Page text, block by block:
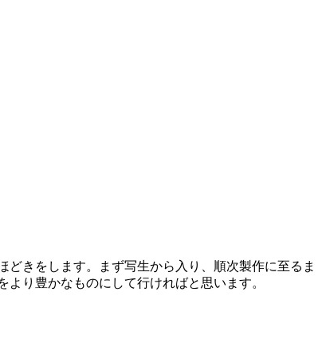
きをします。まず写生から入り、順次製作に至るま
り豊かなものにして行ければと思います。